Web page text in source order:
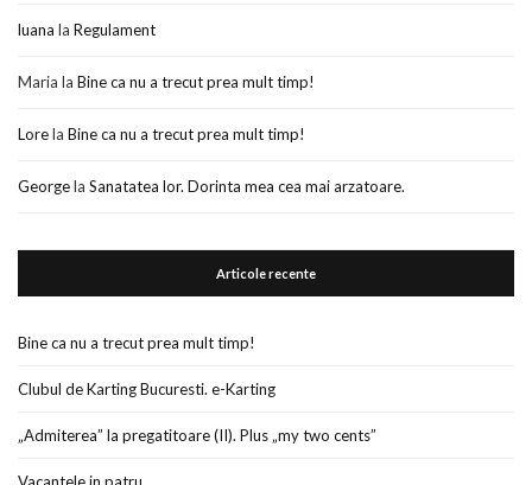
luana la Regulament
Maria la Bine ca nu a trecut prea mult timp!
Lorela Bine ca nu a trecut prea mult timp!
Georgela Sanatatea lor. Dorinta mea cea mai arzatoare.
Articole recente
Bine ca nu a trecut prea mult timp!
Clubul de Karting Bucuresti. e-Karting
„Admiterea” la pregatitoare (II). Plus „my two cents”